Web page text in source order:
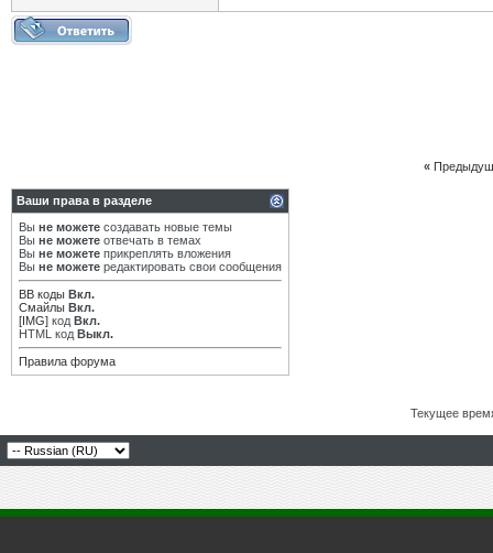
«
Ваши права в разделе
Вы не можете создавать новые темы
Вы не можете отвечать в темах
Вы не можете прикреплять вложения
Вы не можете редактировать свои сообщения
BB коды Вкл.
Смайлы Вкл.
[IMG] код Вкл.
HTML код Выкл.
Правила форума
Текущее